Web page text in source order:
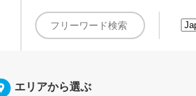
エリアから選ぶ